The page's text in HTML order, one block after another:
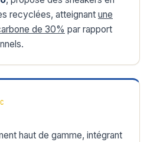
recyclées, atteignant une
de 30% par rapport
haut de gamme, intégrant